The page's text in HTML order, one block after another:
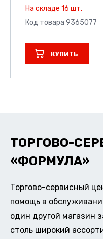
На складе 16 шт.
Код товара 9365077
КУПИТЬ
ТОРГОВО-
«ФОРМУЛА»
Торгово-сервисный
помощь в
один другой магазин
столь широкий